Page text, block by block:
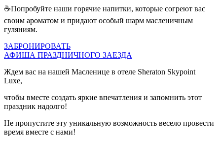
☕Попробуйте наши горячие напитки, которые согреют вас
своим ароматом и придают особый шарм масленичным
гуляниям.
ЗАБРОНИРОВАТЬ
АФИША ПРАЗДНИЧНОГО ЗАЕЗДА
Ждем вас на нашей Масленице в отеле Sheraton Skypoint
Luxe,
чтобы вместе создать яркие впечатления и запомнить этот
праздник надолго!
Не пропустите эту уникальную возможность весело провести
время вместе с нами!